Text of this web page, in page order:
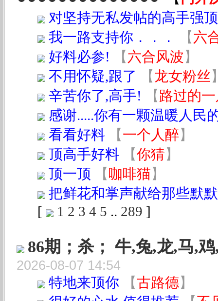
对坚持无私发帖的高手强
我一路支持你．．．
【六
好料必参!
【六合风波 】
不用怀疑,跟了
【龙女粉丝
辛苦你了,高手!
【 路过的
感谢.....你有一颗温暖人民
看看好料
【一个人醉】
顶高手好料
【你猜】
顶一顶
【咖啡猫】
把鲜花和掌声献给那些默
[
1 2 3 4 5 .. 289 ]
86期；杀； 牛,兔,龙,马,
2026-08-07 14:54
特地来顶你 【古路德】